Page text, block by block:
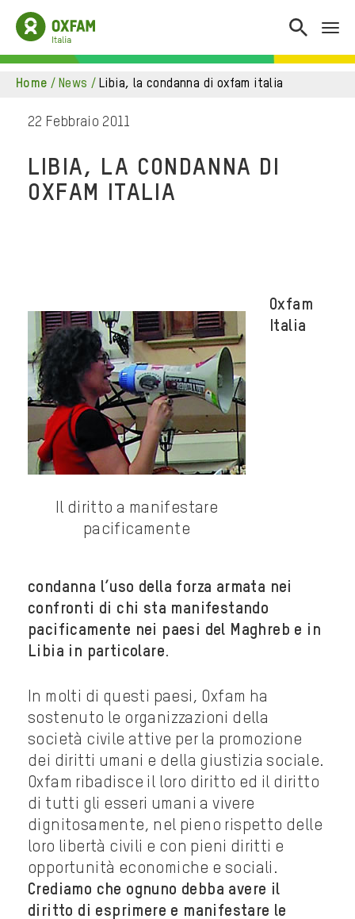
home / news / libia, la condanna di oxfam italia
22 Febbraio 2011
LIBIA, LA CONDANNA DI
OXFAM ITALIA
Il diritto a manifestare
pacificamente
Oxfam
Italia
condanna l’uso della forza armata nei
confronti di chi sta manifestando
pacificamente nei paesi del Maghreb e in
Libia in particolare.
In molti di questi paesi, Oxfam ha
sostenuto le organizzazioni della
società civile attive per la promozione
dei diritti umani e della giustizia sociale.
Oxfam ribadisce il loro diritto ed il diritto
di tutti gli esseri umani a vivere
dignitosamente, nel pieno rispetto delle
loro libertà civili e con pieni diritti e
opportunità economiche e sociali.
Crediamo che ognuno debba avere il
diritto di esprimere e manifestare le